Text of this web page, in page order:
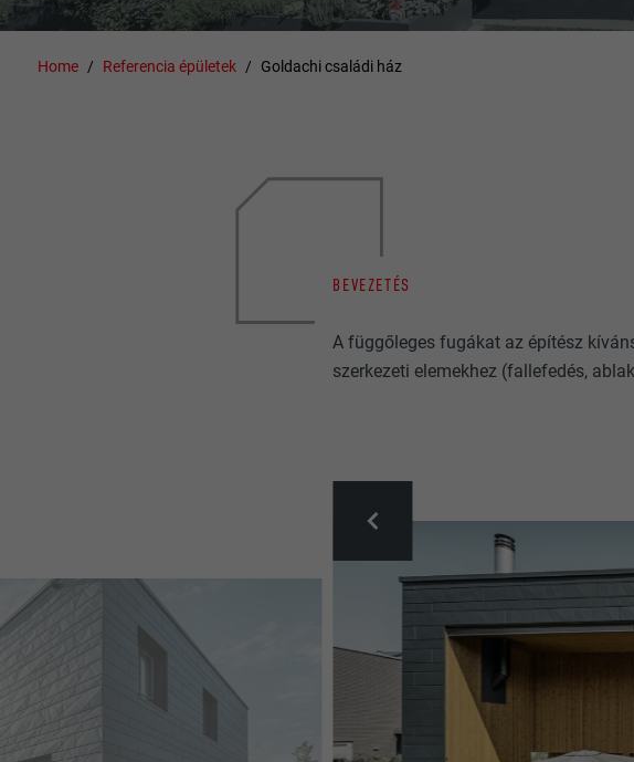
Home Referencia épületek Goldachi családi ház
BEVEZETÉS
A függőleges fugákat az építész
szerkezeti elemekhez (fallefedés,